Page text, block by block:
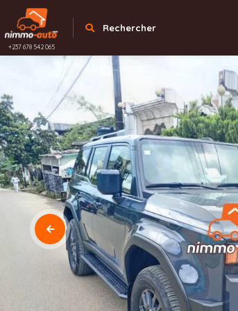
+237 678 542 065
Rechercher